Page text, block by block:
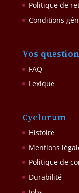
Politique de
Conditions
Vos
FAQ
Lexique
Cyclorum
Histoire
Mentions
Politique de
Durabilité